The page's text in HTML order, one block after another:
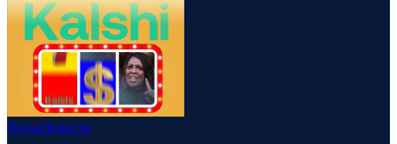
НаукаНовости